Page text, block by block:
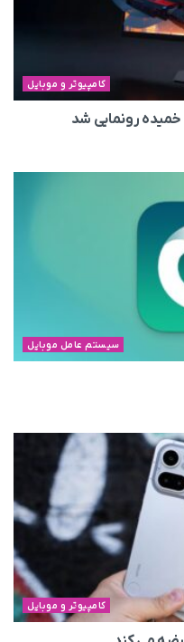
کامپیوتر و موبایل
سیستم عامل موبایل
کامپیوتر و موبایل